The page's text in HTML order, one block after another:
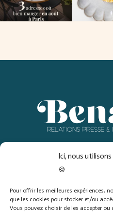
Ici, nous utilisons
🍪
Pour offrir les meilleures expériences,
que les cookies pour stocker et/ou
Vous pouvez choisir de les accepter ou
LIRE LE